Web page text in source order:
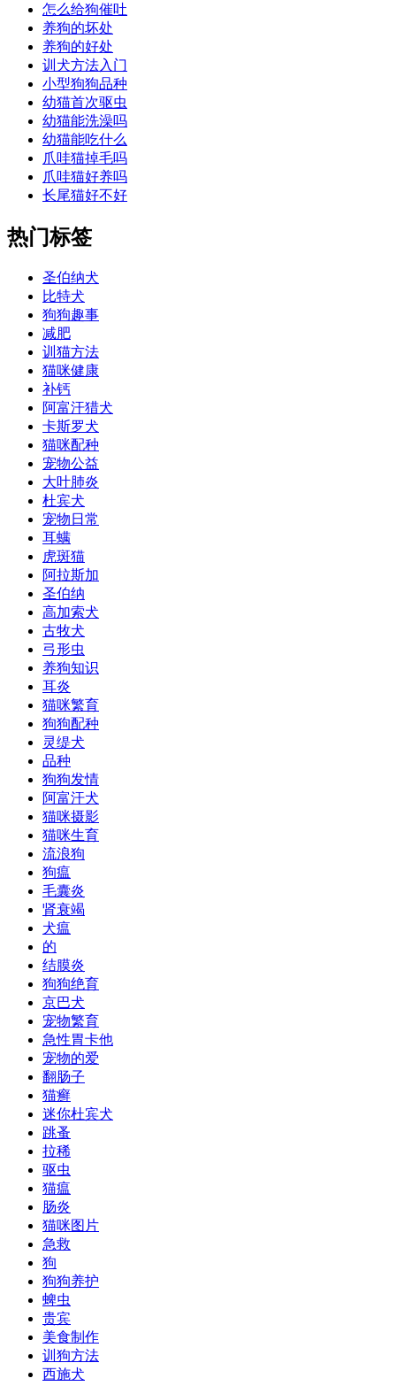
怎么给狗催吐
养狗的坏处
养狗的好处
训犬方法入门
小型狗狗品种
幼猫首次驱虫
幼猫能洗澡吗
幼猫能吃什么
爪哇猫掉毛吗
爪哇猫好养吗
长尾猫好不好
热门标签
圣伯纳犬
比特犬
狗狗趣事
减肥
训猫方法
猫咪健康
补钙
阿富汗猎犬
卡斯罗犬
猫咪配种
宠物公益
大叶肺炎
杜宾犬
宠物日常
耳螨
虎斑猫
阿拉斯加
圣伯纳
高加索犬
古牧犬
弓形虫
养狗知识
耳炎
猫咪繁育
狗狗配种
灵缇犬
品种
狗狗发情
阿富汗犬
猫咪摄影
猫咪生育
流浪狗
狗瘟
毛囊炎
肾衰竭
犬瘟
的
结膜炎
狗狗绝育
京巴犬
宠物繁育
急性胃卡他
宠物的爱
翻肠子
猫癣
迷你杜宾犬
跳蚤
拉稀
驱虫
猫瘟
肠炎
猫咪图片
急救
狗
狗狗养护
蜱虫
贵宾
美食制作
训狗方法
西施犬